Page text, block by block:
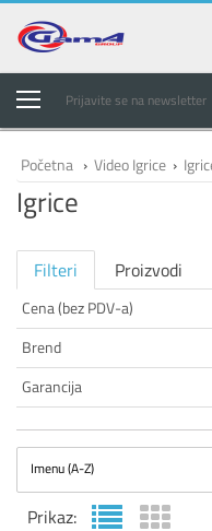
Prijavite se na newsletter
Početna › Video Igrice ›
Igrice
Filteri Proizvodi
Cena (bez PDV-a)
Brend
Garancija
Imenu (A-Z)
Prikaz: